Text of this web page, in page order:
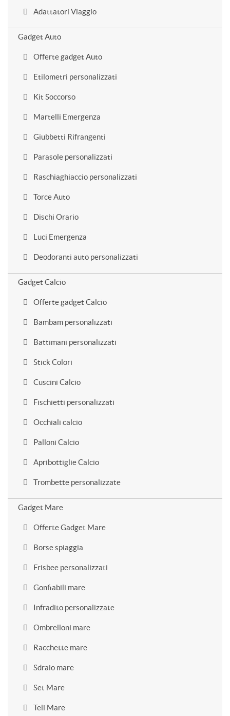
Adattatori Viaggio
Gadget Auto
Offerte gadget Auto
Etilometri personalizzati
Kit Soccorso
Martelli Emergenza
Giubbetti Rifrangenti
Parasole personalizzati
Raschiaghiaccio personalizzati
Torce Auto
Dischi Orario
Luci Emergenza
Deodoranti auto personalizzati
Gadget Calcio
Offerte gadget Calcio
Bambam personalizzati
Battimani personalizzati
Stick Colori
Cuscini Calcio
Fischietti personalizzati
Occhiali calcio
Palloni Calcio
Apribottiglie Calcio
Trombette personalizzate
Gadget Mare
Offerte Gadget Mare
Borse spiaggia
Frisbee personalizzati
Gonfiabili mare
Infradito personalizzate
Ombrelloni mare
Racchette mare
Sdraio mare
Set Mare
Teli Mare